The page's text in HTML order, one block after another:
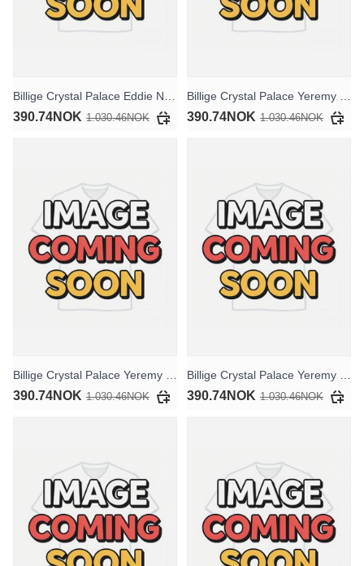
Billige Crystal Palace Eddie Nketiah #9 Tredjedraktsett Barn 2025-26 Kortermet (+ Korte bukser)
390.74NOK 1.030.46NOK
Billige Crystal Palace Yeremy Pino #10 Hjemmedraktsett Barn 2025-26 Kortermet (+ Korte bukser)
390.74NOK 1.030.46NOK
Billige Crystal Palace Yeremy Pino #10 Bortedraktsett Barn 2025-26 Kortermet (+ Korte bukser)
390.74NOK 1.030.46NOK
Billige Crystal Palace Yeremy Pino #10 Tredjedraktsett Barn 2025-26 Kortermet (+ Korte bukser)
390.74NOK 1.030.46NOK